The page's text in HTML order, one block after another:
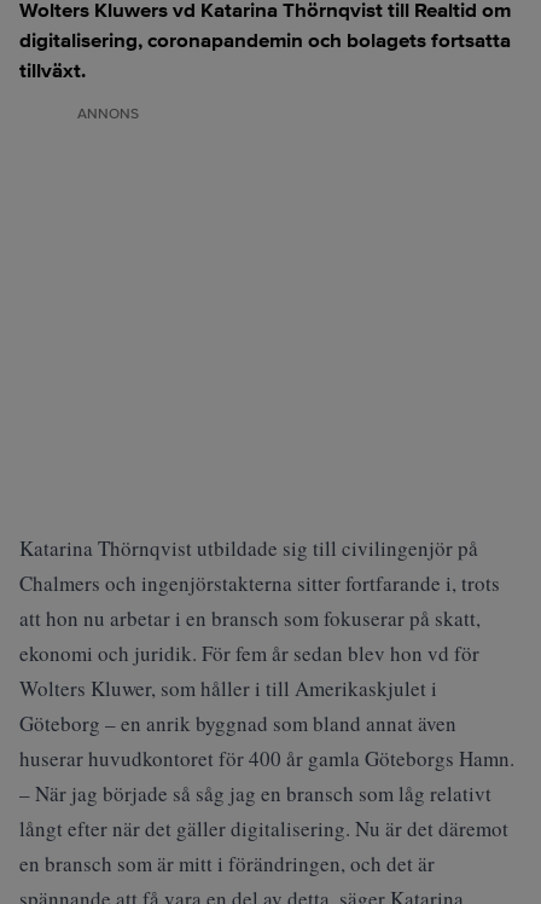
Wolters Kluwers vd Katarina Thörnqvist till Realtid om
digitalisering, coronapandemin och bolagets fortsatta
tillväxt.
ANNONS
Katarina Thörnqvist utbildade sig till civilingenjör på
Chalmers och ingenjörstakterna sitter fortfarande i, trots
att hon nu arbetar i en bransch som fokuserar på skatt,
ekonomi och juridik. För fem år sedan blev hon vd för
Wolters Kluwer, som håller i till Amerikaskjulet i
Göteborg – en anrik byggnad som bland annat även
huserar huvudkontoret för 400 år gamla Göteborgs Hamn.
– När jag började så såg jag en bransch som låg relativt
långt efter när det gäller digitalisering. Nu är det däremot
en bransch som är mitt i förändringen, och det är